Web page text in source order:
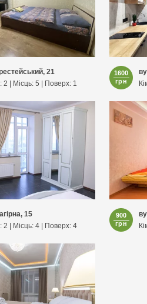
21
2 | Місць: 5 | Поверх: 1
1600
грн
15
2 | Місць: 4 | Поверх: 4
900
грн